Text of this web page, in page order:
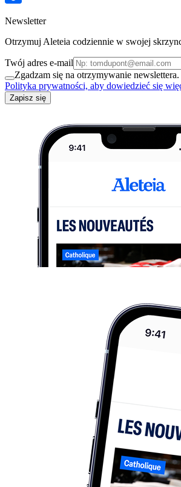
Newsletter
Otrzymuj Aleteia codziennie w swojej
Twój adres e-mail
Zgadzam się na otrzymywanie newslettera.
Polityka prywatności, aby dowiedzieć się
Zapisz się